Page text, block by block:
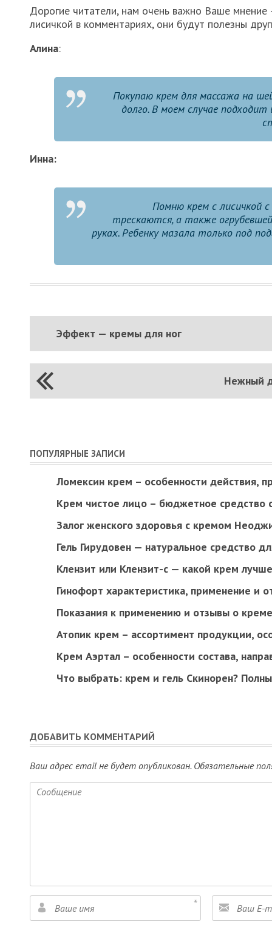
Дорогие читатели, нам очень важно Ваше
лисичкой в комментариях, они будут полезны
Алина:
Покупаю крем для массажа на
долго. В моем случае подходит
Инна:
Помню крем с лисичкой
трескаются, а также
руках. Ребенку мазала только под
Эффект — кремы для ног
Нежный
ПОПУЛЯРНЫЕ ЗАПИСИ
Ломексин крем – особенности действия,
Крем чистое лицо – бюджетное средство
Залог женского здоровья с кремом
Гель Гирудовен — натуральное средство
Клензит или Клензит-с — какой крем
Гинофорт характеристика, применение и
Показания к применению и отзывы о
Атопик крем – ассортимент продукции,
Крем Аэртал – особенности состава,
Что выбрать: крем и гель Скинорен?
ДОБАВИТЬ КОММЕНТАРИЙ
Ваш адрес email не будет опубликован. Обязательные